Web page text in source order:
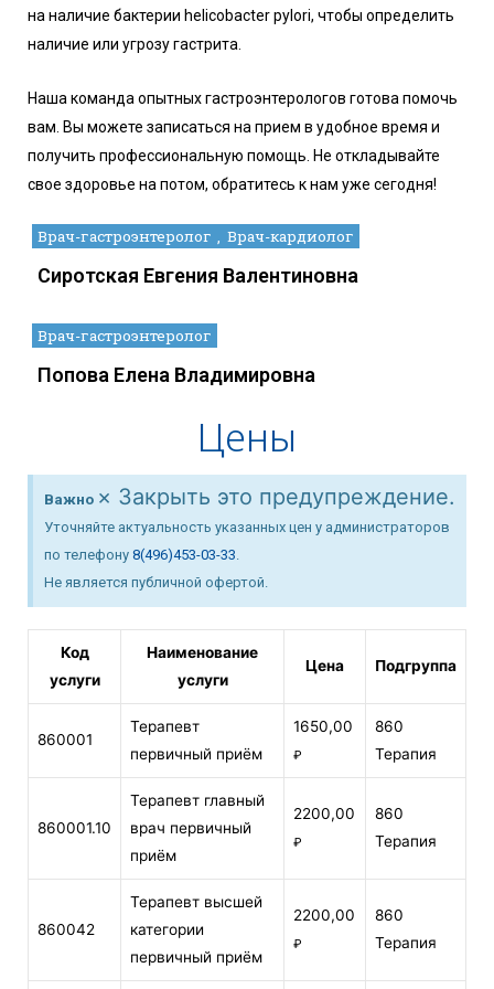
на наличие бактерии helicobacter pylori, чтобы определить
наличие или угрозу гастрита.
Наша команда опытных гастроэнтерологов готова помочь
вам. Вы можете записаться на прием в удобное время и
получить профессиональную помощь. Не откладывайте
свое здоровье на потом, обратитесь к нам уже сегодня!
Врач-гастроэнтеролог Врач-кардиолог
Сиротская Евгения Валентиновна
Врач-гастроэнтеролог
Попова Елена Владимировна
Цены
Важно
Уточняйте актуальность указанных цен у администраторов
по телефону 8(496)453-03-33.
Не является публичной офертой.
× Закрыть это предупреждение.
Код
услуги
Наименование
услуги
Цена Подгруппа
860001
Терапевт
первичный приём
1650,00
₽
860
Терапия
860001.10
Терапевт главный
врач первичный
приём
2200,00
₽
860
Терапия
860042
Терапевт высшей
категории
первичный приём
2200,00
₽
860
Терапия